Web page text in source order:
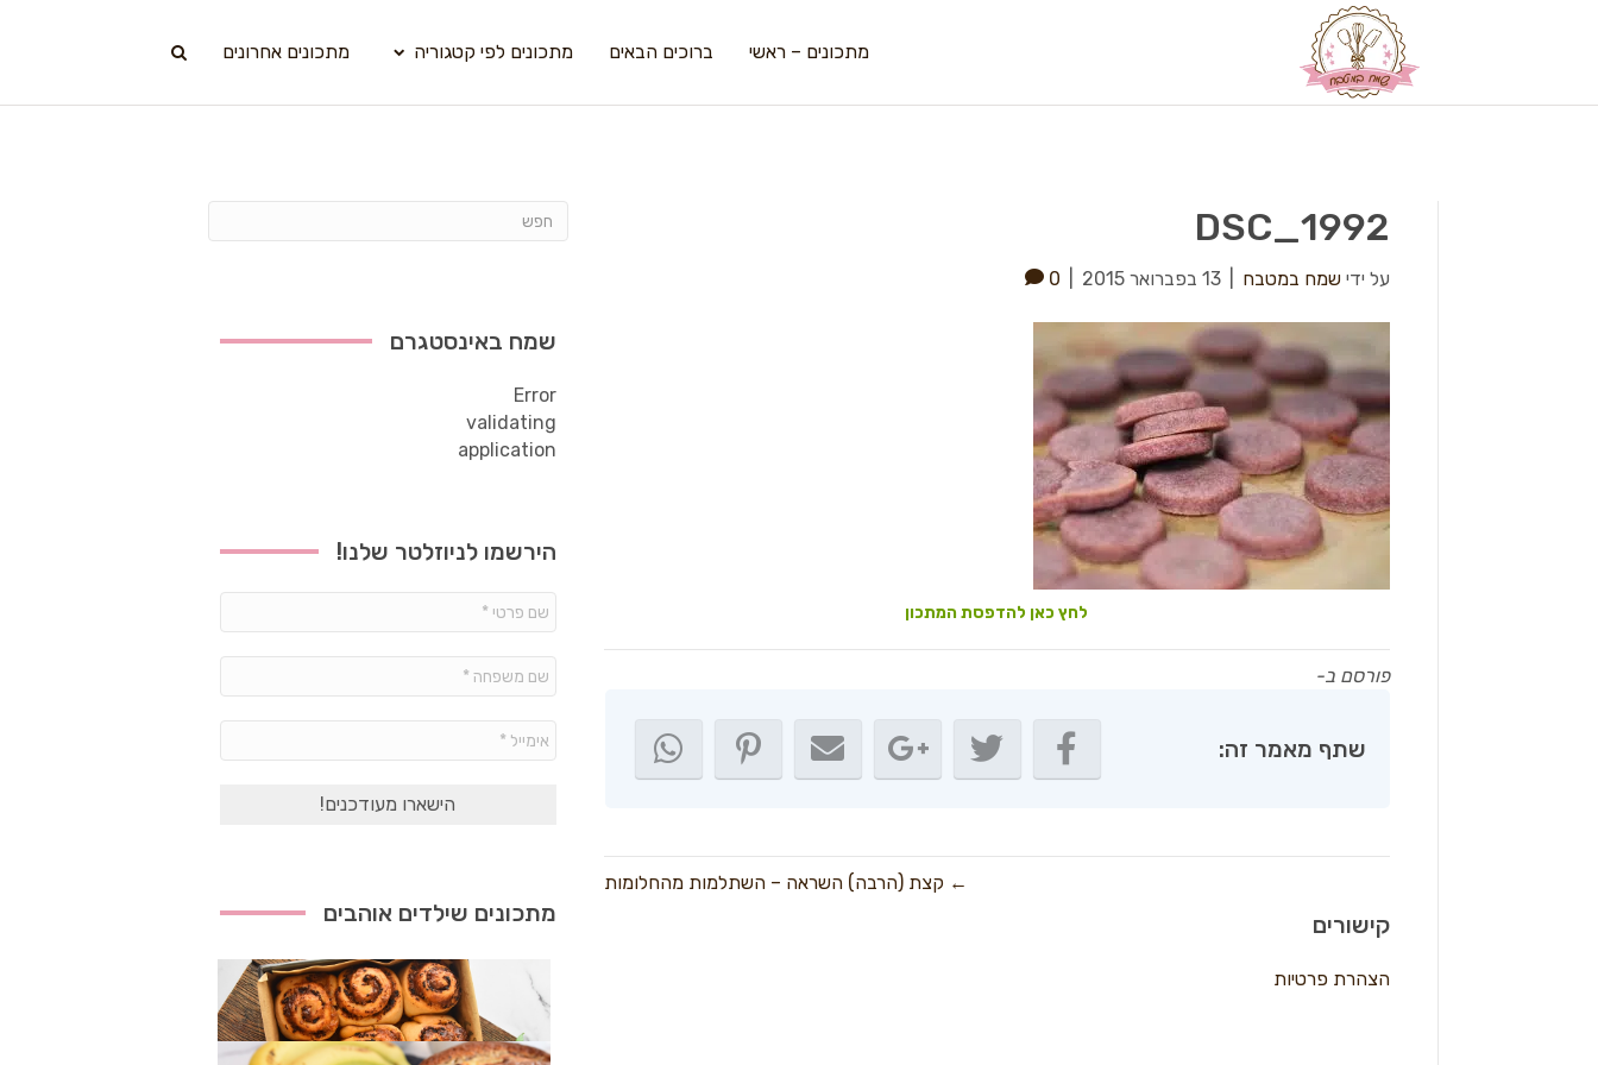
מתכונים – ראשי ברוכים הבאים מתכונים לפי קטגוריה מתכונים אחרונים
DSC_1992
על ידי שמח במטבח 13 בפברואר 2015 0
לחץ כאן להדפסת המתכון
פורסם ב-
שתף מאמר זה:
← קצת (הרבה) השראה – השתלמות מהחלומות
קישורים
הצהרת פרטיות
שמח באינסטגרם
Error
validating
application
הירשמו לניוזלטר שלנו!
פרטי
משפחה
*
מתכונים שילדים אוהבים